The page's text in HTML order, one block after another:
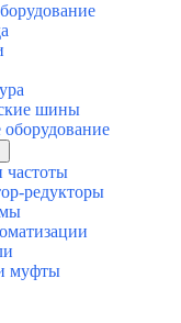
шины
частоты
редукторы
муфты